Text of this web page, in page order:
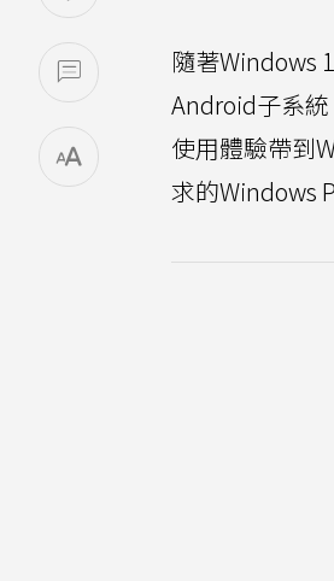
隨著Windows
Android子系
使用體驗帶到
求的Windows